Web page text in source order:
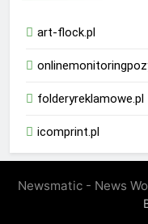
art-flock.pl
folderyreklamowe.pl
icomprint.pl
Newsmatic - News